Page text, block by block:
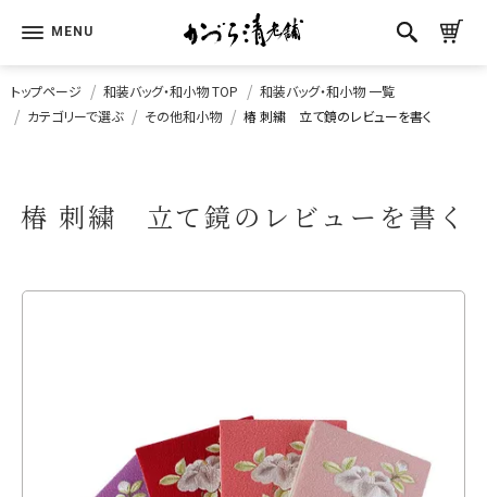
トップページ 和装バッグ・和小物 TOP
和装バッグ・和小物 一覧
カテゴリーで選ぶ
その他和小物 椿 刺繍 立て鏡のレビューを書く
椿 刺繍 立て鏡のレビューを書く